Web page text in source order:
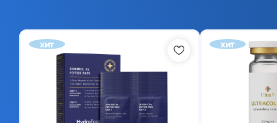
хит хит